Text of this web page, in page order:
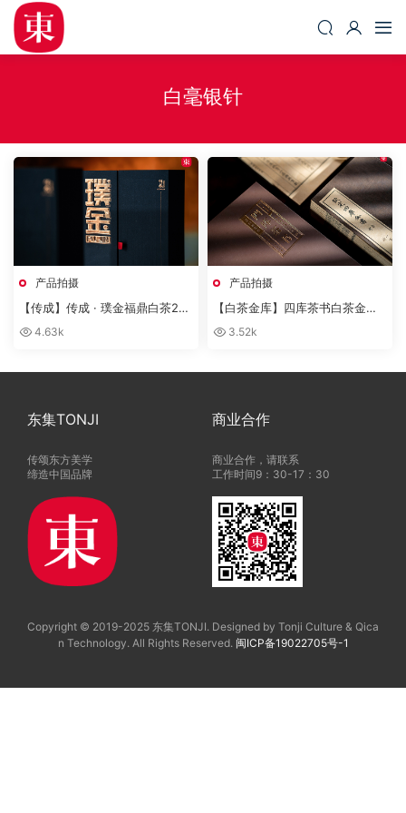
白毫银针
产品拍摄
【传成】传成 · 璞金福鼎白茶201
6特级白毫银针产品拍摄
4.63k
产品拍摄
【白茶金库】四库茶书白茶金库
白毫银针福鼎白茶拍摄
3.52k
东集TONJI
传颂东方美学
缔造中国品牌
商业合作
商业合作，请联系
工作时间9：30-17：30
Copyright © 2019-2025 东集TONJI. Designed by Tonji Culture & Qica
n Technology. All Rights Reserved. 闽ICP备19022705号-1